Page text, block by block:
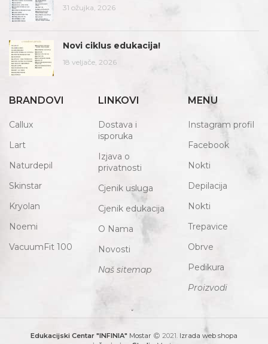
31 ožujka, 2026
Novi ciklus edukacija!
18 veljače, 2026
BRANDOVI
Callux
Lart
Naturdepil
Skinstar
Kryolan
Noemi
VacuumFit 100
LINKOVI
Dostava i
isporuka
Izjava o
privatnosti
Cjenik usluga
Cjenik edukacija
O Nama
Novosti
Naš sitemap
MENU
Instagram profil
Facebook
Nokti
Depilacija
Nokti
Trepavice
Obrve
Pedikura
Proizvodi
Edukacijski Centar "INFINIA" Mostar 2021. Izrada web shopa